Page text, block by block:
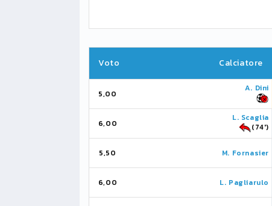
Voto Calciatore
5,00
A. Dini
6,00
L. Scaglia
(74')
5,50 M. Fornasier
6,00 L. Pagliarulo